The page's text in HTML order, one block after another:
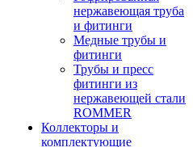
нержавеющая труба
и фитинги
Медные трубы и
фитинги
Трубы и пресс
фитинги из
нержавеющей стали
ROMMER
Коллекторы и
комплектующие